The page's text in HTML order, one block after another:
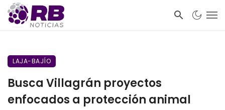
LAJA-BAJÍO
Busca Villagrán proyectos
enfocados a protección animal